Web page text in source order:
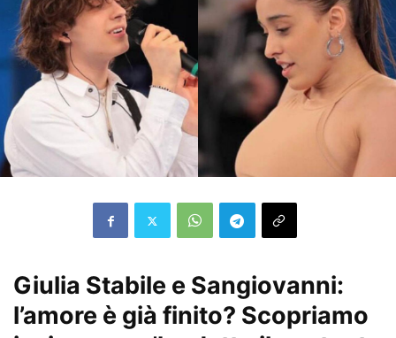
Giulia Stabile e Sangiovanni:
l’amore è già finito? Scopriamo